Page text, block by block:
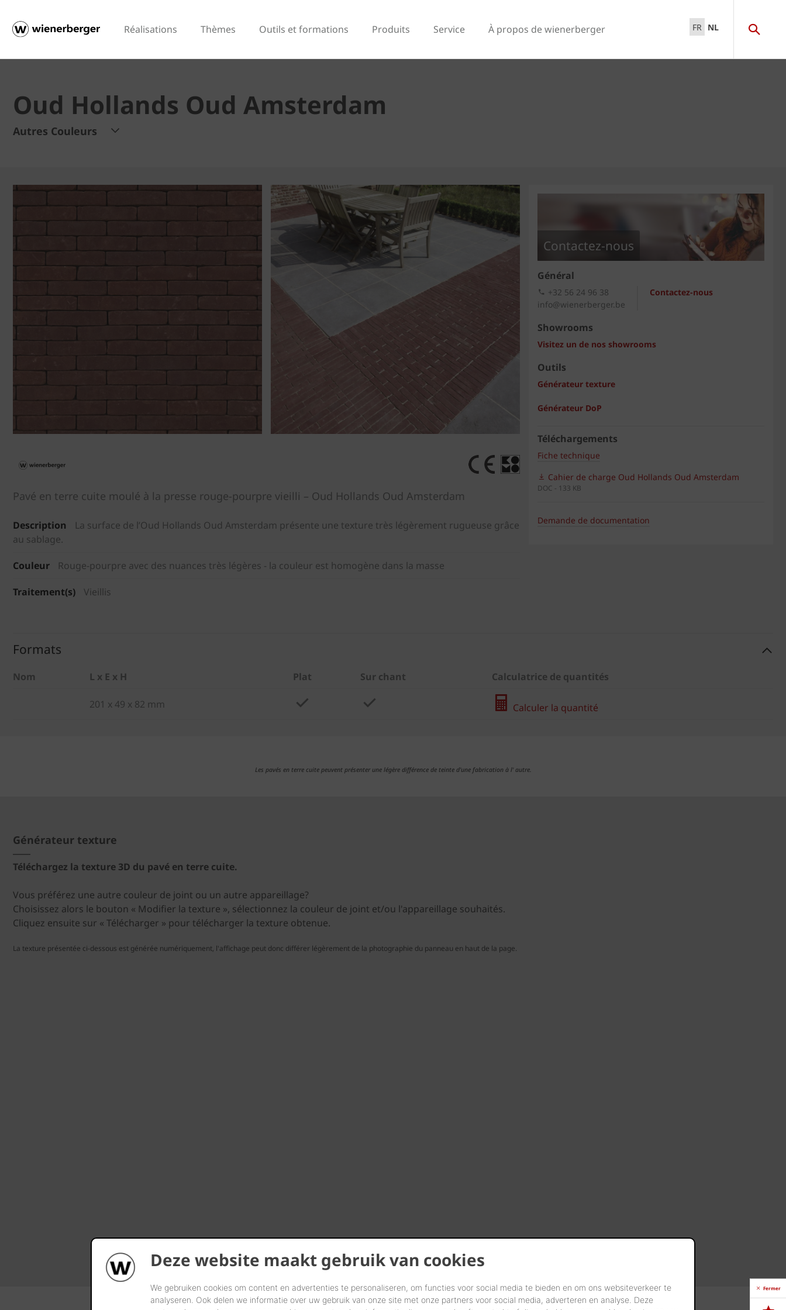
Deze website maakt gebruik van cookies
We gebruiken cookies om content en advertenties te personaliseren, om functies voor social media te bieden en om ons websiteverkeer te
analyseren. Ook delen we informatie over uw gebruik van onze site met onze partners voor social media, adverteren en analyse. Deze
Réalisations Thèmes Outils et formations Produits Service À propos de wienerberger FR NL
Oud Hollands Oud Amsterdam
Autres Couleurs
Pavé en terre cuite moulé à la presse rouge-pourpre vieilli – Oud Hollands Oud Amsterdam
Description
La surface de l’Oud Hollands Oud Amsterdam présente une texture très légèrement rugueuse grâce
au sablage.
Couleur Rouge-pourpre avec des nuances très légères - la couleur est homogène dans la masse
Traitement(s) Vieillis
Contactez-nous
Général
Contactez-nous
+32 56 24 96 38
info@wienerberger.be
Showrooms
Visitez un de nos showrooms
Outils
Générateur texture
Générateur DoP
Téléchargements
Fiche technique
Cahier de charge Oud Hollands Oud Amsterdam
DOC - 133 KB
Demande de documentation
Formats
Nom L x E x H Plat Sur chant Calculatrice de quantités
201 x 49 x 82 mm Calculer la quantité
Les pavés en terre cuite peuvent présenter une légère différence de teinte d'une fabrication à l' autre.
Générateur texture
Téléchargez la texture 3D du pavé en terre cuite.
Vous préférez une autre couleur de joint ou un autre appareillage?
Choisissez alors le bouton « Modifier la texture », sélectionnez la couleur de joint et/ou l'appareillage souhaités.
Cliquez ensuite sur « Télécharger » pour télécharger la texture obtenue.
La texture présentée ci-dessous est générée numériquement, l'affichage peut donc différer légèrement de la photographie du panneau en haut de la page.
Fermer